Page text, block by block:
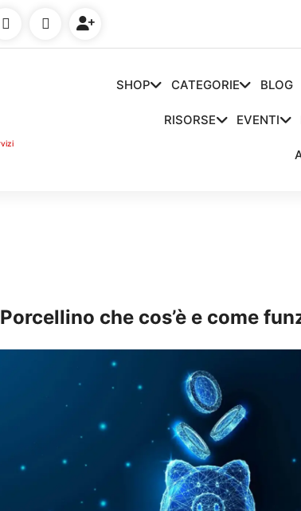
SHOP CATEGORIE BLOG
RISORSE EVENTI
che cos’è e come